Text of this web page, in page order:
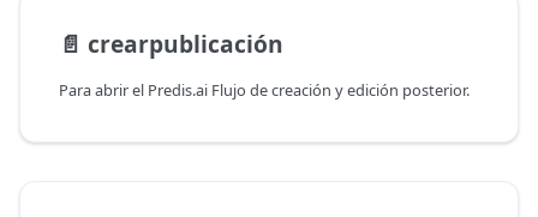
📄️ crearpublicación
Para abrir el Predis.ai Flujo de creación y edición posterior.